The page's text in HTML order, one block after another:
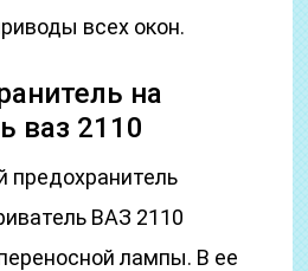
всех окон.
на
ваз 2110
предохранитель
ВАЗ 2110
лампы. В ее